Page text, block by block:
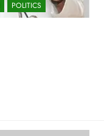
POLITICS